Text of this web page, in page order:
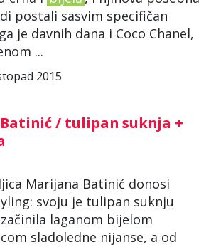
postali sasvim specifičan
je davnih dana i Coco Chanel,
...
2015
/ tulipan suknja +
Marijana Batinić donosi
svoju je tulipan suknju
laganom bijelom
sladoledne nijanse, a od